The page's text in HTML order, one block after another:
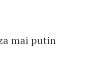
mai putin